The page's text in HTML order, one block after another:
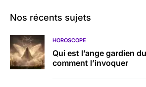
Nos récents sujets
HOROSCOPE
Qui est l’ange gardien
comment l’invoquer